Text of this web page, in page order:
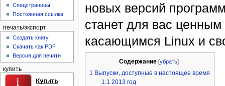
новых версий
станет для вас
касающимся Linux и
Содержание[убрать]
1 Выпуски, доступные в настоящее время
1.1 2013 год
Спецстраницы
Постоянная ссылка
печать/экспорт
Создать книгу
Скачать как PDF
Версия для печати
купить